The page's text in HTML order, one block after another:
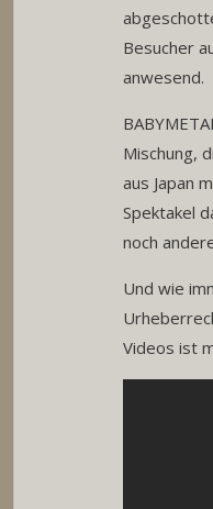
Besucher
anwesend.
Mischung,
aus Japan
Spektakel
noch
Und wie
Videos ist